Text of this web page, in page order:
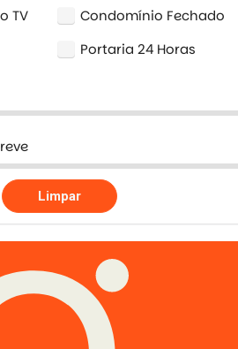
TV
Condomínio Fechado
Portaria 24 Horas
Limpar